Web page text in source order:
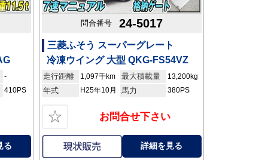
-
410PS
る
問合番号 24-5017
三菱ふそう スーパーグレート
冷凍ウイング 大型 QKG-FS54VZ
走行距離 1,097千km 最大積載量 13,200kg
年式 H25年10月 馬力 380PS
☆ お問合せ下さい
詳細を見る